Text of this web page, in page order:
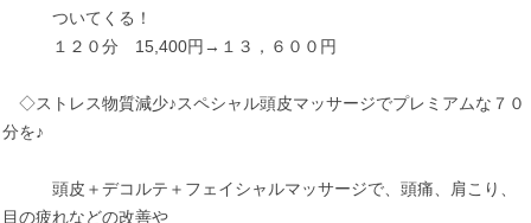
ついてくる！
１２０分 15,400円→１３，６００円
◇ストレス物質減少♪スペシャル頭皮マッサージでプレミアムな７０
分を♪
頭皮＋デコルテ＋フェイシャルマッサージで、頭痛、肩こり、
目の疲れなどの改善や